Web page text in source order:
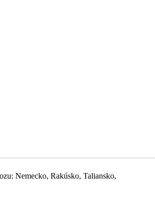
Nemecko, Rakúsko, Taliansko,